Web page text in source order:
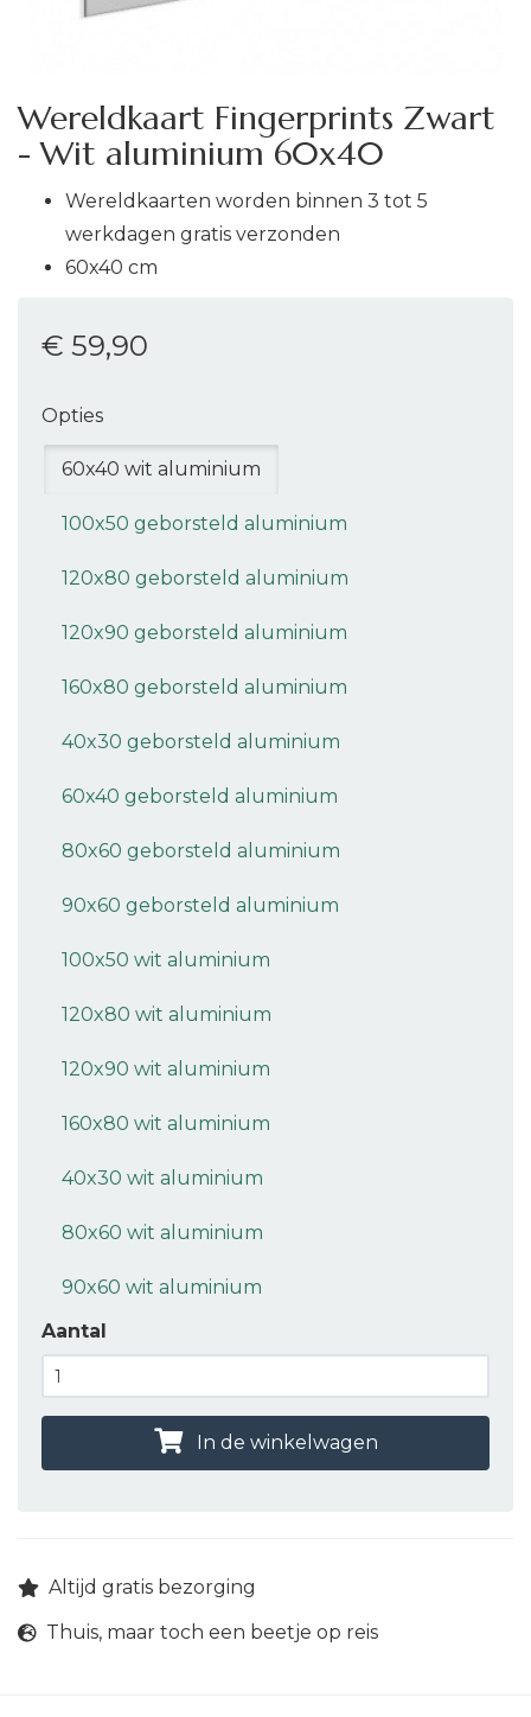
Wereldkaart Fingerprints Zwart
- Wit aluminium 60x40
Wereldkaarten worden binnen 3 tot 5
werkdagen gratis verzonden
60x40 cm
€ 59,90
Opties
60x40 wit aluminium
100x50 geborsteld aluminium
120x80 geborsteld aluminium
120x90 geborsteld aluminium
160x80 geborsteld aluminium
40x30 geborsteld aluminium
60x40 geborsteld aluminium
80x60 geborsteld aluminium
90x60 geborsteld aluminium
100x50 wit aluminium
120x80 wit aluminium
120x90 wit aluminium
160x80 wit aluminium
40x30 wit aluminium
80x60 wit aluminium
90x60 wit aluminium
Aantal
In de winkelwagen
Altijd gratis bezorging
Thuis, maar toch een beetje op reis